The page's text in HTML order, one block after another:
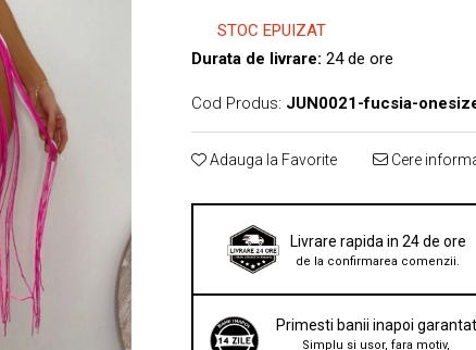
STOC EPUIZAT
Durata de livrare: 24 de ore
Cod Produs: JUN0021-fucsia-
Adauga la Favorite Cere
Livrare rapida in 24 de ore
de la confirmarea comenzii.
Primesti banii inapoi garantat
Simplu si usor, fara motiv,